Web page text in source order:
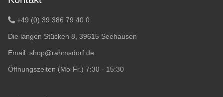
+49 (0) 39 386 79 40 0
Die langen Stücken 8, 39615 Seehausen
Email: shop@rahmsdorf.de
Öffnungszeiten (Mo-Fr.) 7:30 - 15:30